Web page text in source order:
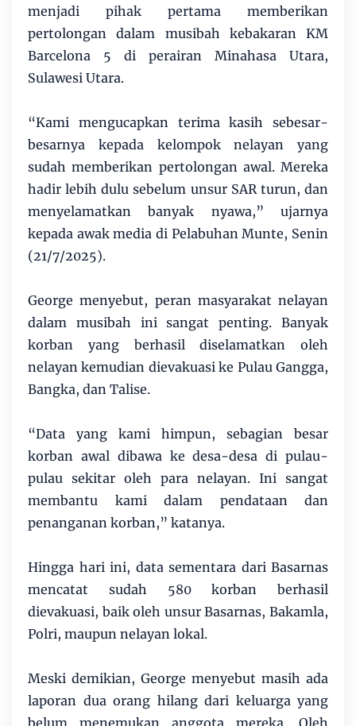
menjadi pihak pertama memberikan
pertolongan dalam musibah kebakaran KM
Barcelona 5 di perairan Minahasa Utara,
Sulawesi Utara.
“Kami mengucapkan terima kasih sebesar-
besarnya kepada kelompok nelayan yang
sudah memberikan pertolongan awal. Mereka
hadir lebih dulu sebelum unsur SAR turun, dan
menyelamatkan banyak nyawa,” ujarnya
kepada awak media di Pelabuhan Munte, Senin
(21/7/2025).
George menyebut, peran masyarakat nelayan
dalam musibah ini sangat penting. Banyak
korban yang berhasil diselamatkan oleh
nelayan kemudian dievakuasi ke Pulau Gangga,
Bangka, dan Talise.
“Data yang kami himpun, sebagian besar
korban awal dibawa ke desa-desa di pulau-
pulau sekitar oleh para nelayan. Ini sangat
membantu kami dalam pendataan dan
penanganan korban,” katanya.
Hingga hari ini, data sementara dari Basarnas
mencatat sudah 580 korban berhasil
dievakuasi, baik oleh unsur Basarnas, Bakamla,
Polri, maupun nelayan lokal.
Meski demikian, George menyebut masih ada
laporan dua orang hilang dari keluarga yang
belum menemukan anggota mereka. Oleh